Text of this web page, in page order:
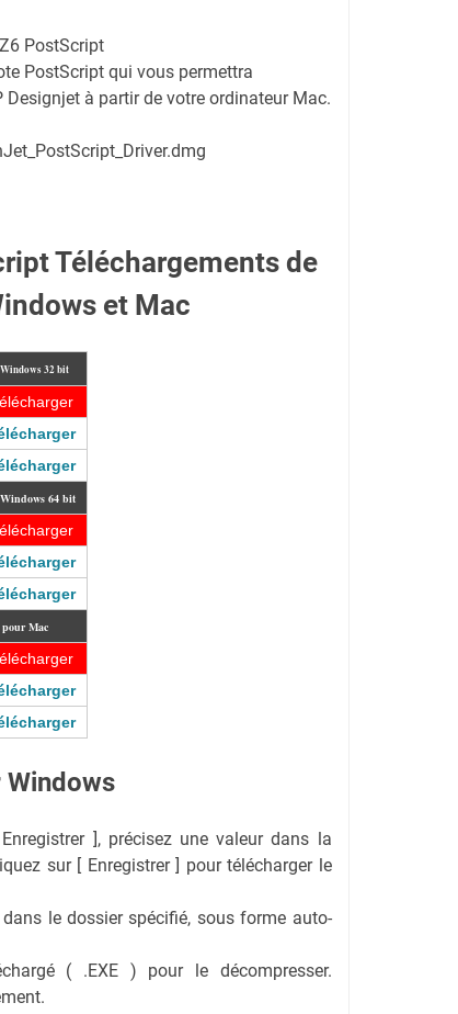
PostScript
PostScript qui vous permettra
à partir de votre ordinateur Mac.
Téléchargements de
et Mac
32 bit
64 bit
pour Mac
], précisez une valeur dans la
sur [ Enregistrer ] pour télécharger le
le dossier spécifié, sous forme auto-
( .EXE ) pour le décompresser.